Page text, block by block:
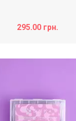
295.00 грн.